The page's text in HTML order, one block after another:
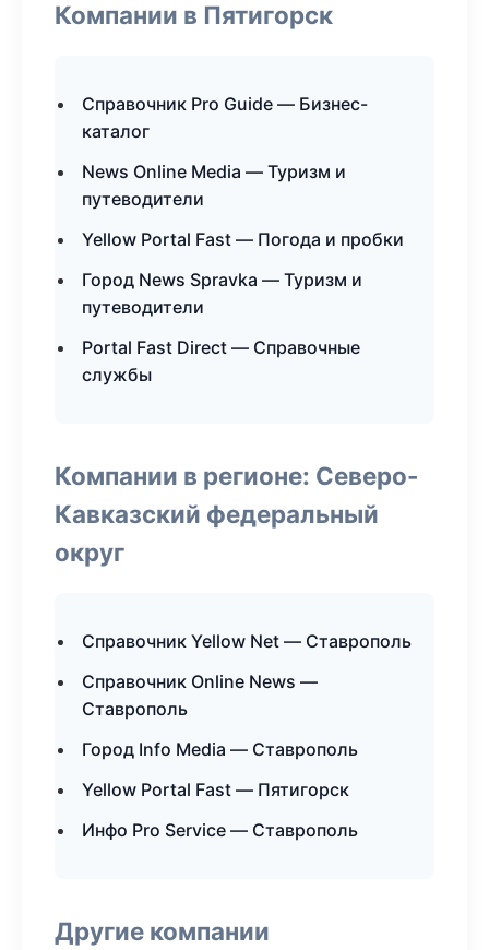
Компании в Пятигорск
Справочник Pro Guide — Бизнес-
каталог
News Online Media — Туризм и
путеводители
Yellow Portal Fast — Погода и пробки
Город News Spravka — Туризм и
путеводители
Portal Fast Direct — Справочные
службы
Компании в регионе: Северо-
Кавказский федеральный
округ
Справочник Yellow Net — Ставрополь
Справочник Online News —
Ставрополь
Город Info Media — Ставрополь
Yellow Portal Fast — Пятигорск
Инфо Pro Service — Ставрополь
Другие компании